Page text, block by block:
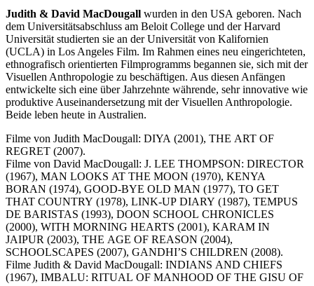
Judith & David MacDougall wurden in den USA geboren. Nach
dem Universitätsabschluss am Beloit College und der Harvard
Universität studierten sie an der Universität von Kalifornien
(UCLA) in Los Angeles Film. Im Rahmen eines neu eingerichteten,
ethnografisch orientierten Filmprogramms begannen sie, sich mit der
Visuellen Anthropologie zu beschäftigen. Aus diesen Anfängen
entwickelte sich eine über Jahrzehnte währende, sehr innovative wie
produktive Auseinandersetzung mit der Visuellen Anthropologie.
Beide leben heute in Australien.
Filme von Judith MacDougall: DIYA (2001), THE ART OF
REGRET (2007).
Filme von David MacDougall: J. LEE THOMPSON: DIRECTOR
(1967), MAN LOOKS AT THE MOON (1970), KENYA
BORAN (1974), GOOD-BYE OLD MAN (1977), TO GET
THAT COUNTRY (1978), LINK-UP DIARY (1987), TEMPUS
DE BARISTAS (1993), DOON SCHOOL CHRONICLES
(2000), WITH MORNING HEARTS (2001), KARAM IN
JAIPUR (2003), THE AGE OF REASON (2004),
SCHOOLSCAPES (2007), GANDHI’S CHILDREN (2008).
Filme Judith & David MacDougall: INDIANS AND CHIEFS
(1967), IMBALU: RITUAL OF MANHOOD OF THE GISU OF